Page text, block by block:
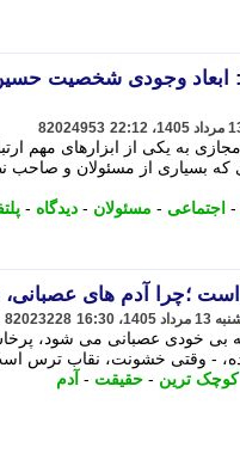
ابعاد وجودی شخصیت
82024953
به یکی از ابزارهای مهم
بسیاری از مسئولان و صاحب
- اجتماعی - مسئولان - دیدگاه -
؛چرا آدم های عصبانی،
82023228
بی خودی عصبانی می شود،
- وقتی خشونت، نقاب ترس
کوچک ترین - حقیقت - آدم